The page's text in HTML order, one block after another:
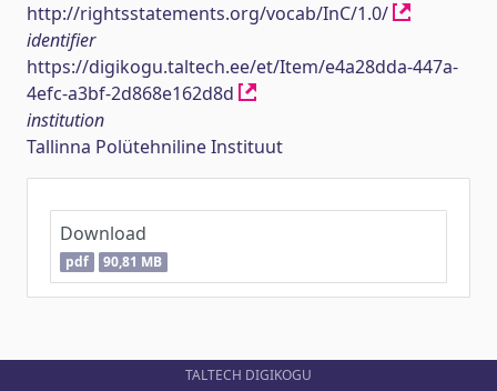
http://rightsstatements.org/vocab/InC/1.0/
identifier
https://digikogu.taltech.ee/et/Item/e4a28dda-447a-
4efc-a3bf-2d868e162d8d
institution
Tallinna Polütehniline Instituut
Download
pdf 90,81 MB
TALTECH DIGIKOGU